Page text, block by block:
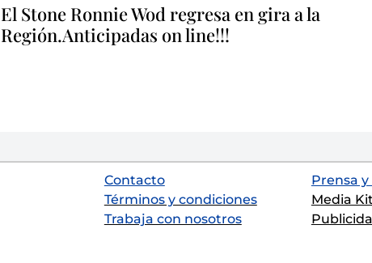
El Stone Ronnie Wod regresa en gira a la
Región.Anticipadas on line!!!
Contacto
Términos y condiciones
Trabaja con nosotros
Prensa
Media Kit